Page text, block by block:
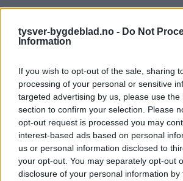
tysver-bygdeblad.no - Do Not
Information
If you wish to opt-out of the sale, sharing
processing of your personal or sensitive
targeted advertising by us, please use the
section to confirm your selection. Please
opt-out request is processed you may
interest-based ads based on personal
us or personal information disclosed to
your opt-out. You may separately opt-out
disclosure of your personal information